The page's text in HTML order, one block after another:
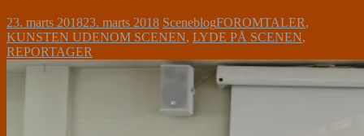
23. marts 201823. marts 2018 SceneblogFOROMTALER,
KUNSTEN UDENOM SCENEN, LYDE PÅ SCENEN,
REPORTAGER